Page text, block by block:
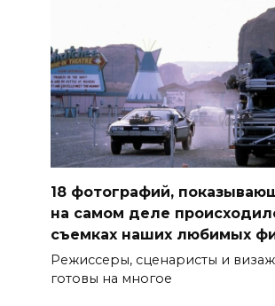
18 фотографий,
на самом деле
съемках наших любимых
Режиссеры, сценаристы и
готовы на многое